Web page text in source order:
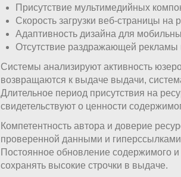
Присутствие мультимедийных
Скорость загрузки веб-страницы на
Адаптивность дизайна для
Отсутствие раздражающей
Системы анализируют активность
возвращаются к выдаче выдачи,
Длительное период присутствия на
свидетельствуют о ценности
Компетентность автора и доверие
проверенной данными и
Постоянное обновление содержимого
сохранять высокие строчки в выдаче.